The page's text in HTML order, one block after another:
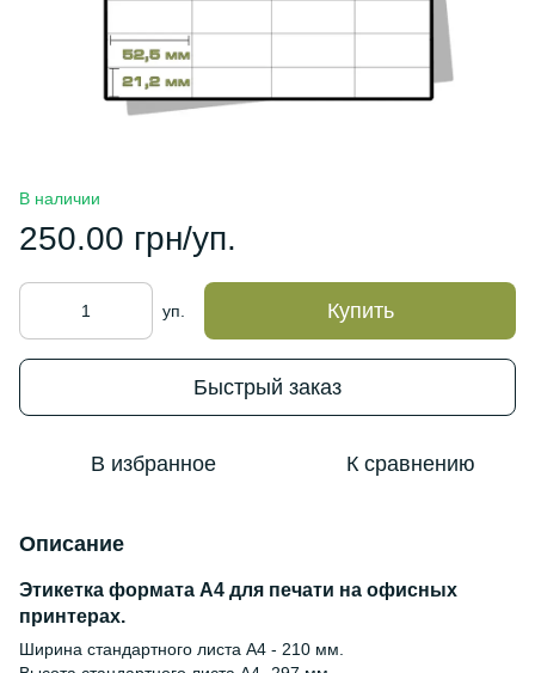
В наличии
250.00 грн/уп.
уп. Купить
Быстрый заказ
В избранное К сравнению
Описание
Этикетка формата А4 для печати на офисных
принтерах.
Ширина стандартного листа А4 - 210 мм.